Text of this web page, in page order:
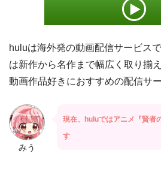
huluは海外発の動画配信サービス
は新作から名作まで幅広く取り揃
動画作品好きにおすすめの配信サー
みう
現在、huluではアニメ『賢者
す